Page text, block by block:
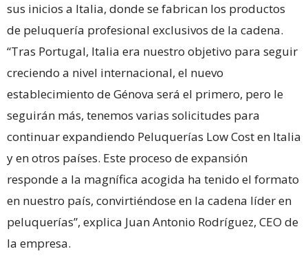
sus inicios a Italia, donde se fabrican los productos
de peluquería profesional exclusivos de la cadena.
“Tras Portugal, Italia era nuestro objetivo para seguir
creciendo a nivel internacional, el nuevo
establecimiento de Génova será el primero, pero le
seguirán más, tenemos varias solicitudes para
continuar expandiendo Peluquerías Low Cost en Italia
y en otros países. Este proceso de expansión
responde a la magnífica acogida ha tenido el formato
en nuestro país, convirtiéndose en la cadena líder en
peluquerías”, explica Juan Antonio Rodríguez, CEO de
la empresa.